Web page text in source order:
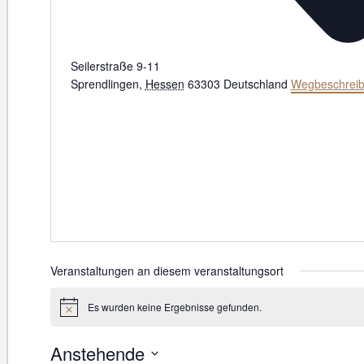
Seilerstraße 9-11
Sprendlingen, Hessen 63303 Deutschland
Veranstaltungen an diesem veranstaltungsort
HinweisEs wurden keine Ergebnisse gefunden.
Anstehende